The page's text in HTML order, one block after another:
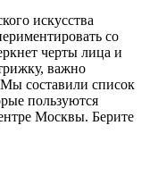
искусства
со
черты лица и
важно
составили список
пользуются
Москвы. Берите